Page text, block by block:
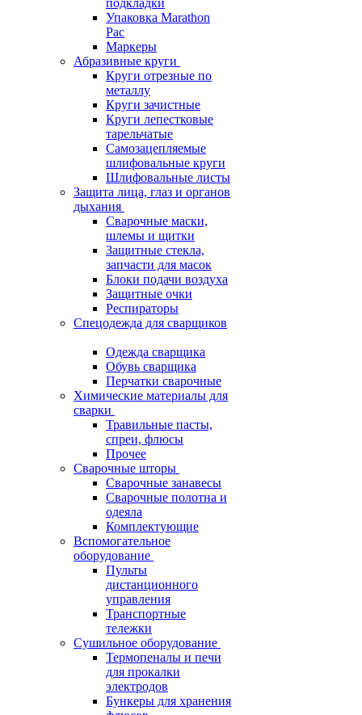
подкладки
Упаковка Marathon
Pac
Маркеры
Абразивные круги
Круги отрезные по
металлу
Круги зачистные
Круги лепестковые
тарельчатые
Самозацепляемые
шлифовальные круги
Шлифовальные листы
Защита лица, глаз и органов
дыхания
Сварочные маски,
шлемы и щитки
Защитные стекла,
запчасти для масок
Блоки подачи воздуха
Защитные очки
Респираторы
Спецодежда для сварщиков
Одежда сварщика
Обувь сварщика
Перчатки сварочные
Химические материалы для
сварки
Травильные пасты,
спреи, флюсы
Прочее
Сварочные шторы
Сварочные занавесы
Сварочные полотна и
одеяла
Комплектующие
Вспомогательное
оборудование
Пульты
дистанционного
управления
Транспортные
тележки
Сушильное оборудование
Термопеналы и печи
для прокалки
электродов
Бункеры для хранения